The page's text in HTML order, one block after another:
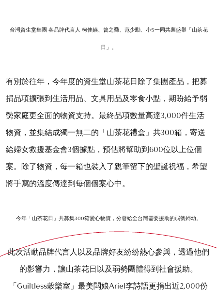
台灣資生堂集團 各品牌代言人 柯佳嬿、曾之喬、范少勳、小S一同共襄盛舉「山茶花
日」。
有別於往年，今年度的資生堂山茶花日除了集團產品，把募
捐品項擴張到生活用品、文具用品及零食小點，期盼給予弱
勢家庭更全面的物資支持。最終品項數量高達3,000件生活
物資，並集結成獨一無二的「山茶花禮盒」共300箱，寄送
給婦女救援基金會3個據點，預估將幫助到600位以上位個
案。除了物資，每一箱也裝入了親筆留下的聖誕祝福，希望
將手寫的溫度傳達到每個個案心中。
今年「山茶花日」共募集300箱愛心物資，分發給全台灣需要援助的弱勢婦幼。
此次活動品牌代言人以及品牌好友紛紛熱心參與，透過他們
的影響力，讓山茶花日以及弱勢團體得到社會援助。
「Guiltless穀樂室」最美闆娘Ariel李詩語更捐出近2,000份